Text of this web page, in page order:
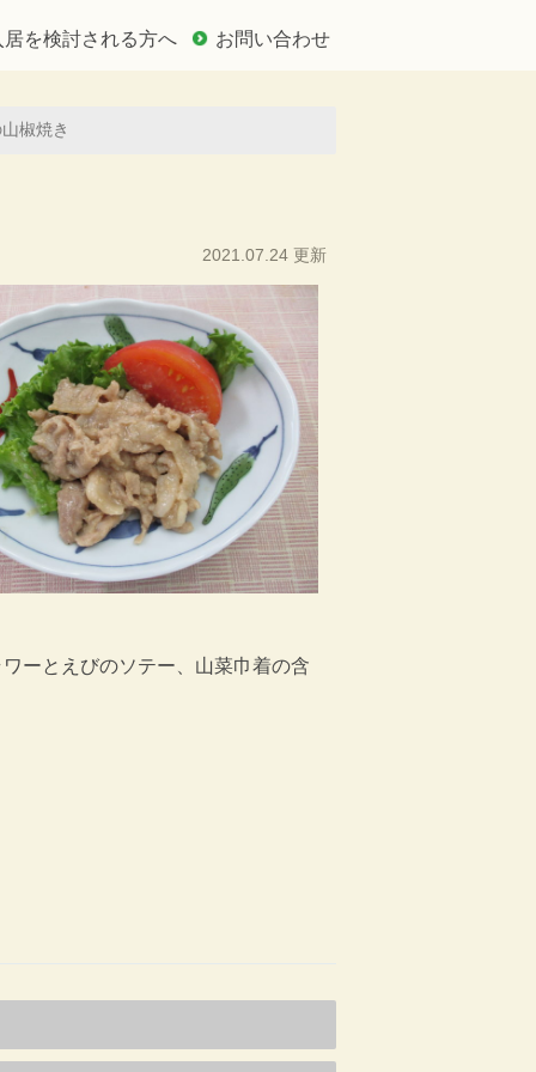
居を検討される方へ お問い合わせ
椒焼き
2021.07.24 更新
ーとえびのソテー、山菜巾着の含